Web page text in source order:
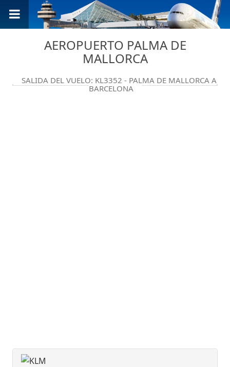
AEROPUERTO PALMA DE
MALLORCA
SALIDA DEL VUELO: KL3352 - PALMA DE MALLORCA A
BARCELONA